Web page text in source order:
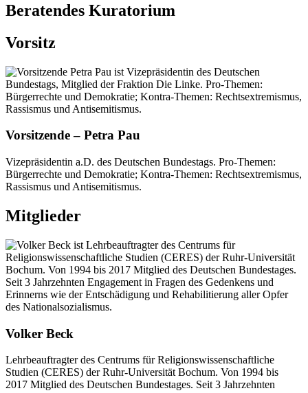
Beratendes Kuratorium
Vorsitz
Vorsitzende – Petra Pau
Vizepräsidentin a.D. des Deutschen Bundestags. Pro-Themen:
Bürgerrechte und Demokratie; Kontra-Themen: Rechtsextremismus,
Rassismus und Antisemitismus.
Mitglieder
Volker Beck
Lehrbeauftragter des Centrums für Religionswissenschaftliche
Studien (CERES) der Ruhr-Universität Bochum. Von 1994 bis
2017 Mitglied des Deutschen Bundestages. Seit 3 Jahrzehnten